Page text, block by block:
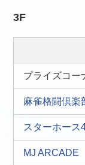
3F
プライズコー
麻雀格闘倶楽
スターホース
MJ ARCADE